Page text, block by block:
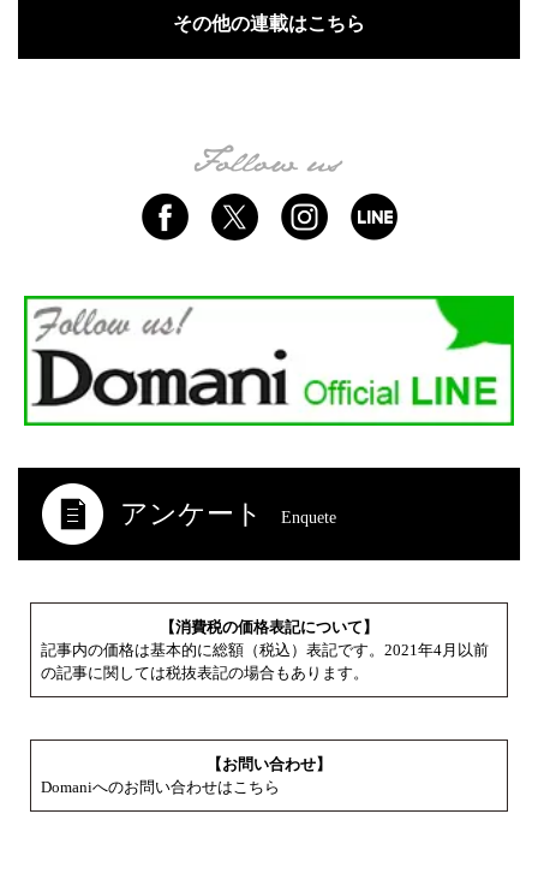
その他の連載はこちら
アンケート Enquete
【消費税の価格表記について】
記事内の価格は基本的に総額（税込）表記です。2021年4月以前
の記事に関しては税抜表記の場合もあります。
【お問い合わせ】
Domaniへのお問い合わせはこちら